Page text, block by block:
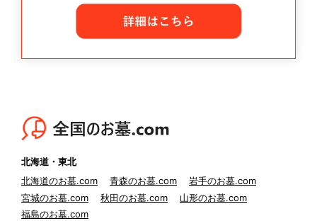
北海道・東北
北海道のお墓.com
青森のお墓.com
岩手のお墓.com
宮城のお墓.com
秋田のお墓.com
山形のお墓.com
福島のお墓.com